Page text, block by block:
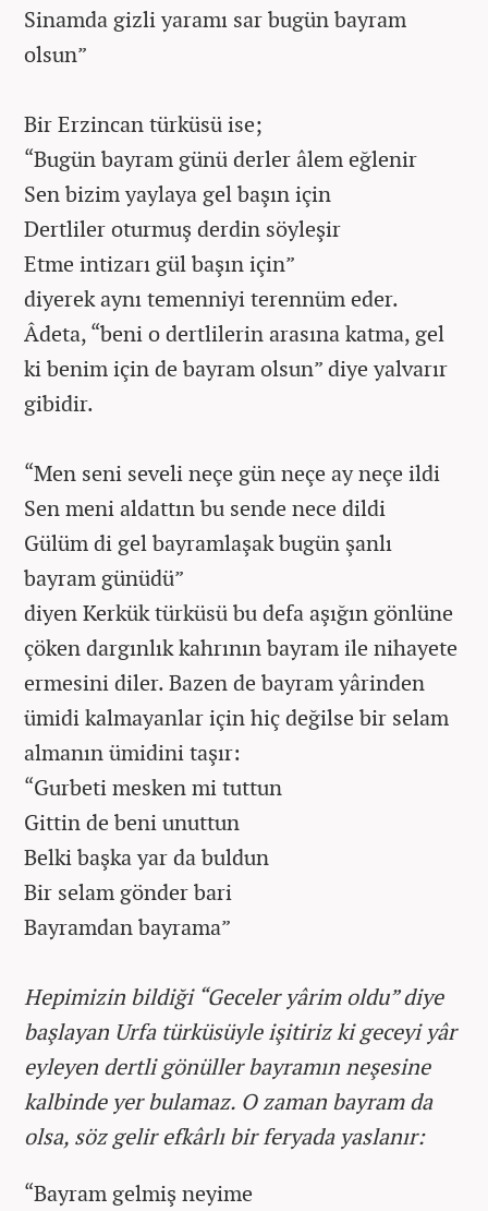
Sinamda gizli yaramı sar bugün bayram
olsun”
Bir Erzincan türküsü ise;
“Bugün bayram günü derler âlem eğlenir
Sen bizim yaylaya gel başın için
Dertliler oturmuş derdin söyleşir
Etme intizarı gül başın için”
diyerek aynı temenniyi terennüm eder.
Âdeta, “beni o dertlilerin arasına katma, gel
ki benim için de bayram olsun” diye yalvarır
gibidir.
“Men seni seveli neçe gün neçe ay neçe ildi
Sen meni aldattın bu sende nece dildi
Gülüm di gel bayramlaşak bugün şanlı
bayram günüdü”
diyen Kerkük türküsü bu defa aşığın gönlüne
çöken dargınlık kahrının bayram ile nihayete
ermesini diler. Bazen de bayram yârinden
ümidi kalmayanlar için hiç değilse bir selam
almanın ümidini taşır:
“Gurbeti mesken mi tuttun
Gittin de beni unuttun
Belki başka yar da buldun
Bir selam gönder bari
Bayramdan bayrama”
Hepimizin bildiği “Geceler yârim oldu” diye
başlayan Urfa türküsüyle işitiriz ki geceyi yâr
eyleyen dertli gönüller bayramın neşesine
kalbinde yer bulamaz. O zaman bayram da
olsa, söz gelir efkârlı bir feryada yaslanır:
“Bayram gelmiş neyime